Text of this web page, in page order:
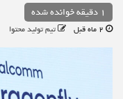
1 دقیقه خوانده شده
تیم تولید محتوا